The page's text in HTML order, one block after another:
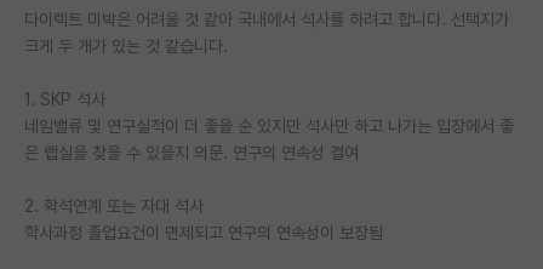
석박사 채용 정보 게시판
학부 인턴 게시판
임용 후기 게시판
다이렉트 미박은 어려울 것 같아 국내에서 석사를 하려고 합니다. 선택지가
크게 두 개가 있는 것 같습니다.
1. SKP 석사
네임밸류 및 연구실적이 더 좋을 순 있지만 석사만 하고 나가는 입장에서 좋
은 랩실을 찾을 수 있을지 의문. 연구의 연속성 결여
2. 학석연계 또는 자대 석사
학사과정 졸업요건이 면제되고 연구의 연속성이 보장됨